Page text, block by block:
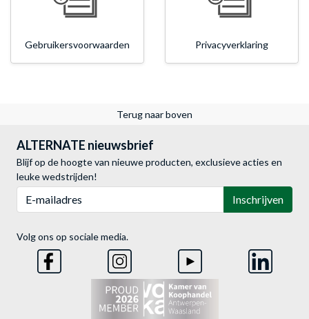
Gebruikersvoorwaarden Privacyverklaring
Terug naar boven
ALTERNATE nieuwsbrief
Blijf op de hoogte van nieuwe producten, exclusieve acties en
leuke wedstrijden!
Inschrijven
Volg ons op sociale media.